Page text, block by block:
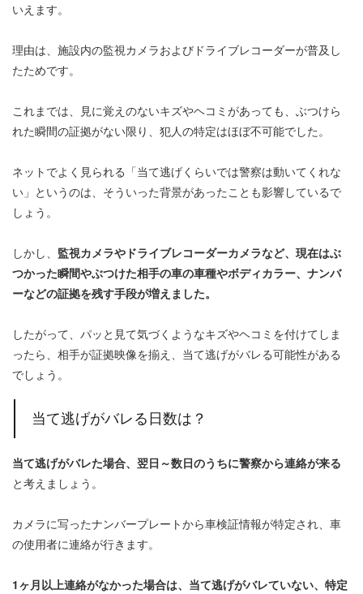
いえます。
理由は、施設内の監視カメラおよびドライブレコーダーが普及し
たためです。
これまでは、見に覚えのないキズやヘコミがあっても、ぶつけら
れた瞬間の証拠がない限り、犯人の特定はほぼ不可能でした。
ネットでよく見られる「当て逃げくらいでは警察は動いてくれな
い」というのは、そういった背景があったことも影響しているで
しょう。
しかし、 監視カメラやドライブレコーダーカメラなど、現在はぶ
つかった瞬間やぶつけた相手の車の車種やボディカラー、ナンバ
ーなどの証拠を残す手段が増えました。
したがって、パッと見て気づくようなキズやヘコミを付けてしま
ったら、相手が証拠映像を揃え、当て逃げがバレる可能性がある
でしょう。
当て逃げがバレる日数は？
当て逃げがバレた場合、翌日～数日のうちに警察から連絡が来る
と考えましょう。
カメラに写ったナンバープレートから車検証情報が特定され、車
の使用者に連絡が行きます。
1ヶ月以上連絡がなかった場合は、当て逃げがバレていない、特定